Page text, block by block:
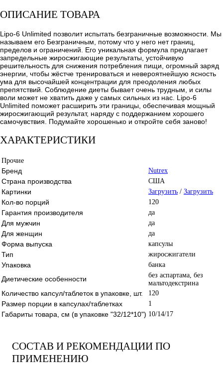
ОПИСАНИЕ ТОВАРА
Lipo-6 Unlimited позволит испытать безграничные возможности. Мы
называем его Безграничным, потому что у него нет границ,
пределов и ограничений. Его уникальная формула предлагает
запредельные жиросжигающие результаты, устойчивую
решительность для снижения потребления пищи, огромный заряд
энергии, чтобы жёстче тренироваться и невероятнейшую ясность
ума для высочайшей концентрации для преодоления любых
препятствий. Соблюдение диеты бывает очень трудным, и силы
воли может не хватить даже у самых сильных из нас. Lipo-6
Unlimited поможет расширить эти границы, обеспечивая мощный
жиросжигающий результат, наряду с поддержанием хорошего
самочувствия. Подумайте хорошенько и откройте себя заново!
ХАРАКТЕРИСТИКИ
Прочие
Бренд Nutrex
Страна производства США
Картинки Загрузить / Загрузить
Кол-во порций 120
Гарантия производителя да
Для мужчин да
Для женщин да
Форма выпуска капсулы
Тип жиросжигатели
Упаковка банка
Диетические особенности
без аспартама, без
мальтодекстрина
Количество капсул/таблеток в упаковке, шт. 120
Размер порции в капсулах/таблетках 1
Габариты товара, см (в упаковке "32/12*10") 10/14/17
СОСТАВ И РЕКОМЕНДАЦИИ ПО
ПРИМЕНЕНИЮ